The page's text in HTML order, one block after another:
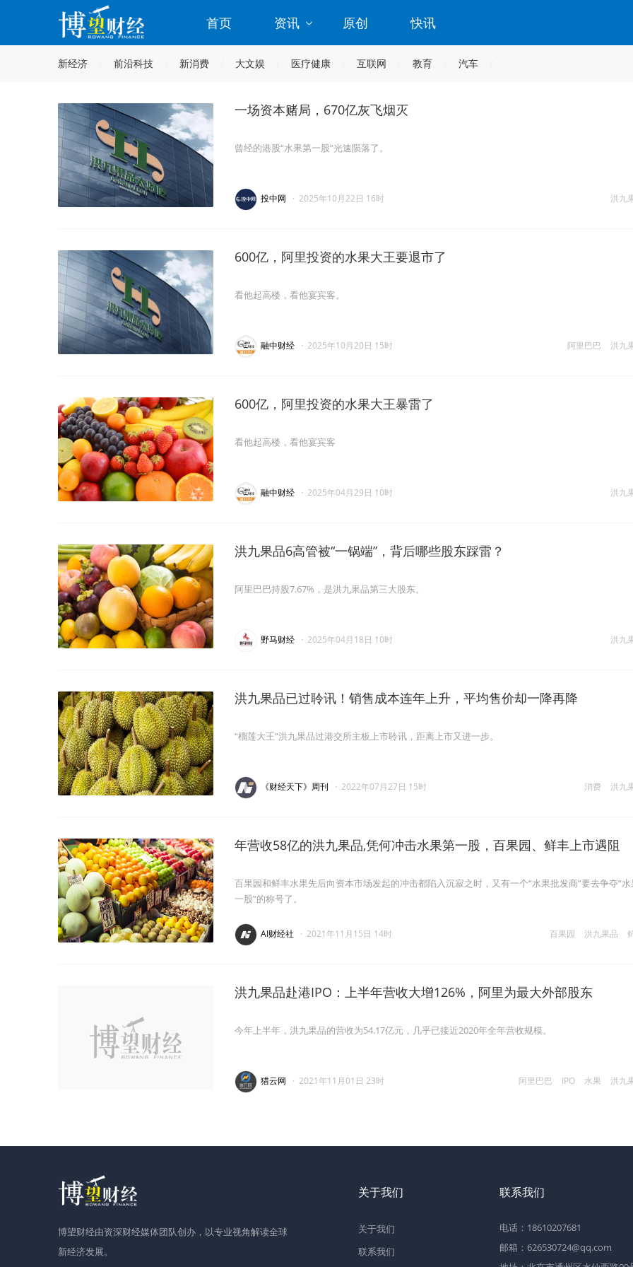
首页 资讯 原创 快讯
新经济 前沿科技 新消费 大文娱 医疗健康 互联网 教育 汽车
一场资本赌局，670亿灰飞烟灭
曾经的港股“水果第一股”光速陨落了。
洪九
投中网 · 2025年10月22日 16时
600亿，阿里投资的水果大王要退市了
看他起高楼，看他宴宾客。
阿里巴巴 洪九
融中财经 · 2025年10月20日 15时
600亿，阿里投资的水果大王暴雷了
看他起高楼，看他宴宾客
洪九
融中财经 · 2025年04月29日 10时
洪九果品6高管被“一锅端”，背后哪些股东踩雷？
阿里巴巴持股7.67%，是洪九果品第三大股东。
洪九
野马财经 · 2025年04月18日 10时
洪九果品已过聆讯！销售成本连年上升，平均售价却一降再降
“榴莲大王”洪九果品过港交所主板上市聆讯，距离上市又进一步。
消费 洪九
《财经天下》周刊 · 2022年07月27日 15时
年营收58亿的洪九果品,凭何冲击水果第一股，百果园、鲜丰上市遇阻
百果园和鲜丰水果先后向资本市场发起的冲击都陷入沉寂之时，又有一个“水果批发商”要去争夺“水
一股”的称号了。
百果园 洪九果品
AI财经社 · 2021年11月15日 14时
洪九果品赴港IPO：上半年营收大增126%，阿里为最大外部股东
今年上半年，洪九果品的营收为54.17亿元，几乎已接近2020年全年营收规模。
阿里巴巴 IPO 水果 洪九
猎云网 · 2021年11月01日 23时
博望财经由资深财经媒体团队创办，以专业视角解读全球
新经济发展。
关于我们
关于我们
联系我们
联系我们
电话：18610207681
邮箱：626530724@qq.com